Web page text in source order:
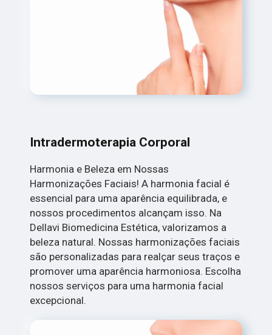
Intradermoterapia Corporal
Harmonia e Beleza em Nossas
Harmonizações Faciais! A harmonia facial é
essencial para uma aparência equilibrada, e
nossos procedimentos alcançam isso. Na
Dellavi Biomedicina Estética, valorizamos a
beleza natural. Nossas harmonizações faciais
são personalizadas para realçar seus traços e
promover uma aparência harmoniosa. Escolha
nossos serviços para uma harmonia facial
excepcional.